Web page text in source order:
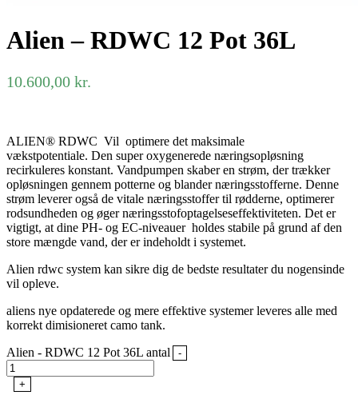
Alien – RDWC 12 Pot 36L
10.600,00 kr.
ALIEN® RDWC Vil optimere det maksimale
vækstpotentiale. Den super oxygenerede næringsopløsning
recirkuleres konstant. Vandpumpen skaber en strøm, der trækker
opløsningen gennem potterne og blander næringsstofferne. Denne
strøm leverer også de vitale næringsstoffer til rødderne, optimerer
rodsundheden og øger næringsstofoptagelseseffektiviteten. Det er
vigtigt, at dine PH- og EC-niveauer holdes stabile på grund af den
store mængde vand, der er indeholdt i systemet.
Alien rdwc system kan sikre dig de bedste resultater du nogensinde
vil opleve.
aliens nye opdaterede og mere effektive systemer leveres alle med
korrekt dimisioneret camo tank.
Alien - RDWC 12 Pot 36L antal
-
+